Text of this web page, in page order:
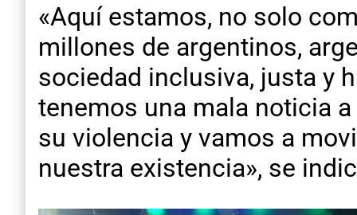
«Aquí estamos, no solo
millones de argentinos,
sociedad inclusiva, justa y
tenemos una mala noticia
su violencia y vamos a
nuestra existencia», se